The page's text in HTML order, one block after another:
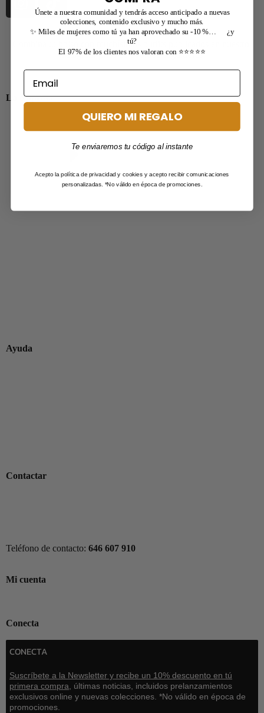
Combina tu bolso con muchísimos outfits publicados en nuestro
Instagram ¡Más de 210.000 seguidores!
La empresa
Ayuda
Contactar
Teléfono de contacto: 646 607 910
Mi cuenta
Conecta
CONECTA
Suscríbete a la Newsletter y recibe un 10% descuento en tú
primera compra, últimas noticias, incluidos prelanzamientos
exclusivos online y nuevas colecciones. *No válido en época de
promociones.
Únete a nuestra comunidad y tendrás acceso anticipado a nuevas
colecciones, contenido exclusivo y mucho más.
✨ Miles de mujeres como tú ya han aprovechado su -10 %… ¿y
tú?
El 97% de los clientes nos valoran con ⭐⭐⭐⭐⭐
QUIERO MI REGALO
Te enviaremos tu código al instante
Acepto la política de privacidad y cookies y acepto recibir comunicaciones
personalizadas. *No válido en época de promociones.